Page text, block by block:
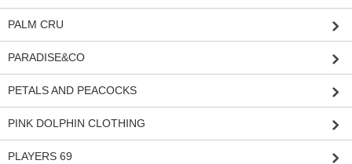
PALM CRU
PARADISE&CO
PETALS AND PEACOCKS
PINK DOLPHIN CLOTHING
PLAYERS 69